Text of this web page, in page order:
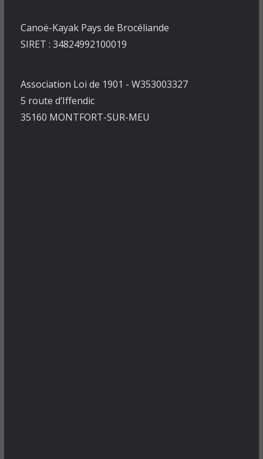
Canoë-Kayak Pays de Brocéliande
SIRET : 34824992100019
Association Loi de 1901 - W353003327
5 route d’Iffendic
35160 MONTFORT-SUR-MEU